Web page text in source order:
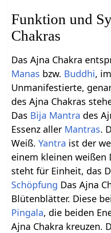
Funktion und
Chakras
Das Ajna Chakra
Manas bzw. Buddhi,
Unmanifestierte,
des Ajna Chakras
Das Bija Mantra des
Essenz aller Mantras.
Weiß.Yantra ist der
einem kleinen weißen
steht für Einheit, das
Schöpfung Das Ajna
Blütenblätter. Diese
Pingala, die beiden
Ajna Chakra kreuzen.